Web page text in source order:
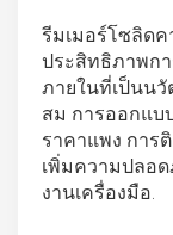
รีมเมอร์โซลิดค
ประสิทธิภาพก
ภายในที่เป็นนวั
สม การออกแบ
ราคาแพง การ
เพิ่มความปลอ
งานเครื่องมือ.